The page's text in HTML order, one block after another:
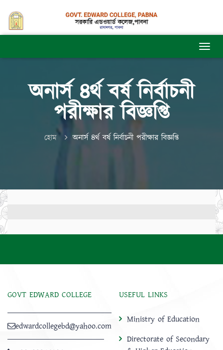
অনার্স ৪র্থ বর্ষ নির্বাচনী
পরীক্ষার বিজ্ঞপ্তি
হোম অনার্স ৪র্থ বর্ষ নির্বাচনী পরীক্ষার বিজ্ঞপ্তি
GOVT EDWARD COLLEGE
edwardcollegebd@yahoo.com
USEFUL LINKS
Ministry of Education
Directorate of Secondary